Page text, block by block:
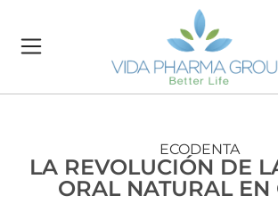
ECODENTA
LA REVOLUCIÓN DE
ORAL NATURAL EN